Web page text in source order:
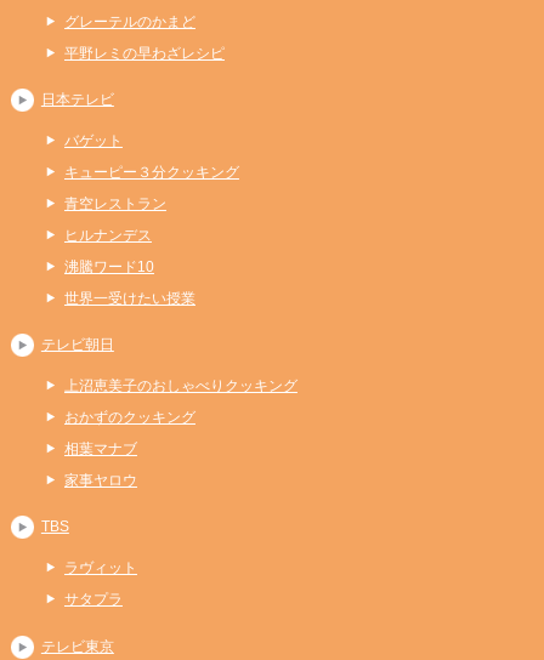
グレーテルのかまど
平野レミの早わざレシピ
日本テレビ
バゲット
キューピー３分クッキング
青空レストラン
ヒルナンデス
沸騰ワード10
世界一受けたい授業
テレビ朝日
上沼恵美子のおしゃべりクッキング
おかずのクッキング
相葉マナブ
家事ヤロウ
TBS
ラヴィット
サタプラ
テレビ東京